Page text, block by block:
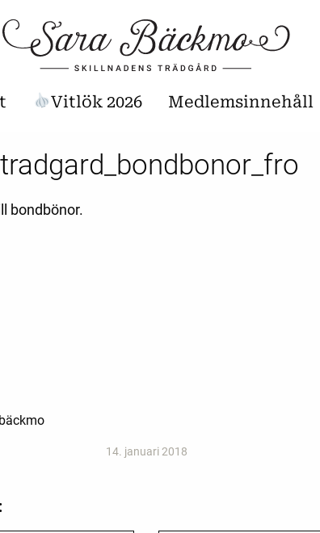
Vitlök 2026 Medlemsinnehåll
bondbönor.
14. januari 2018